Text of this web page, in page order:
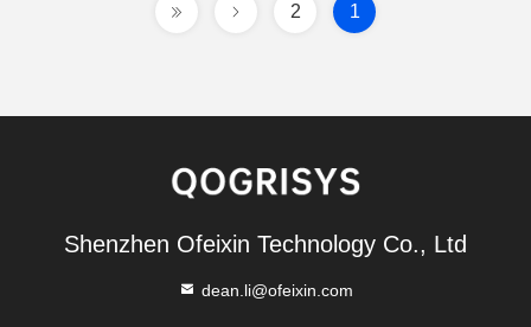
1
2
Shenzhen Ofeixin Technology Co., Ltd
dean.li@ofeixin.com